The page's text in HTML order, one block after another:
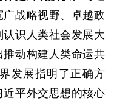
战略视野、卓越政
识人类社会发展大
动构建人类命运共
发展指明了正确方
平外交思想的核心